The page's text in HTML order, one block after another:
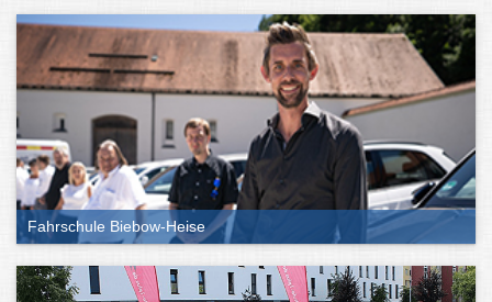
Fahrschule Biebow-Heise